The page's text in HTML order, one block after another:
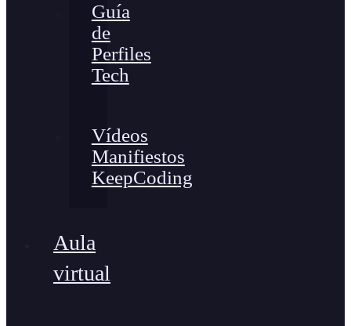
Guía
de
Perfiles
Tech
Vídeos
Manifiestos
KeepCoding
Aula
virtual